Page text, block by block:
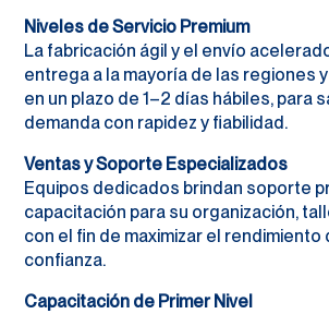
Niveles de Servicio Premium
La fabricación ágil y el envío
entrega a la mayoría de las regiones
en un plazo de 1–2 días hábiles, para
demanda con rapidez y fiabilidad.
Ventas y Soporte Especializados
Equipos dedicados brindan soporte
capacitación para su organización,
con el fin de maximizar el
confianza.
Capacitación de Primer Nivel